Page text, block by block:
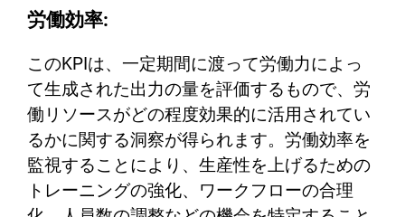
労働効率:
このKPIは、一定期間に渡って労働力によっ
て生成された出力の量を評価するもので、労
働リソースがどの程度効果的に活用されてい
るかに関する洞察が得られます。労働効率を
監視することにより、生産性を上げるための
トレーニングの強化、ワークフローの合理